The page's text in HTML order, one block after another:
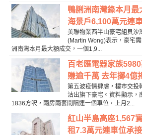
鴨脷洲南灣錄本月最
海景戶6,100萬元連
美聯物業西半山豪宅組貝沙
(Martin Wong)表示，豪宅
洲南灣本月最大額成交，一個1,9...
百老匯電器家族
賺逾千萬 去年擲4億
第五波疫情肆虐，樓市交投
沽出旗下豪宅。資料顯示，
1836方呎，兩房兩套間隔連一個車位，上月2...
紅山半島高座1,567
租7.3萬元連車位承